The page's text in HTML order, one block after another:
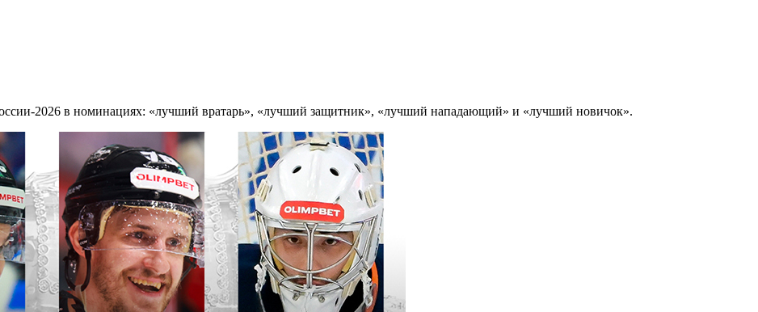
2026 в номинациях: «лучший вратарь», «лучший защитник», «лучший нападающий» и «лучший новичок».